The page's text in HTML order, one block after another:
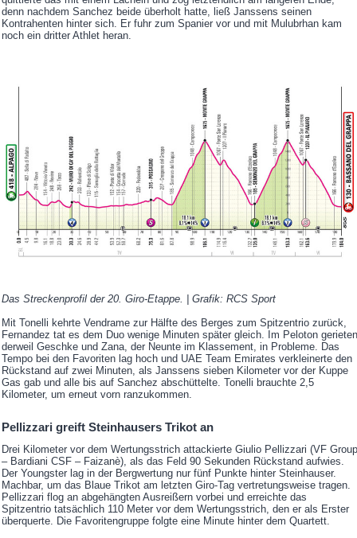
denn nachdem Sanchez beide überholt hatte, ließ Janssens seinen
Kontrahenten hinter sich. Er fuhr zum Spanier vor und mit Mulubrhan kam
noch ein dritter Athlet heran.
Das Streckenprofil der 20. Giro-Etappe. | Grafik: RCS Sport
Mit Tonelli kehrte Vendrame zur Hälfte des Berges zum Spitzentrio zurück,
Fernandez tat es dem Duo wenige Minuten später gleich. Im Peloton gerieten
derweil Geschke und Zana, der Neunte im Klassement, in Probleme. Das
Tempo bei den Favoriten lag hoch und UAE Team Emirates verkleinerte den
Rückstand auf zwei Minuten, als Janssens sieben Kilometer vor der Kuppe
Gas gab und alle bis auf Sanchez abschüttelte. Tonelli brauchte 2,5
Kilometer, um erneut vorn ranzukommen.
Pellizzari greift Steinhausers Trikot an
Drei Kilometer vor dem Wertungsstrich attackierte Giulio Pellizzari (VF Group
– Bardiani CSF – Faizanè), als das Feld 90 Sekunden Rückstand aufwies.
Der Youngster lag in der Bergwertung nur fünf Punkte hinter Steinhauser.
Machbar, um das Blaue Trikot am letzten Giro-Tag vertretungsweise tragen.
Pellizzari flog an abgehängten Ausreißern vorbei und erreichte das
Spitzentrio tatsächlich 110 Meter vor dem Wertungsstrich, den er als Erster
überquerte. Die Favoritengruppe folgte eine Minute hinter dem Quartett.